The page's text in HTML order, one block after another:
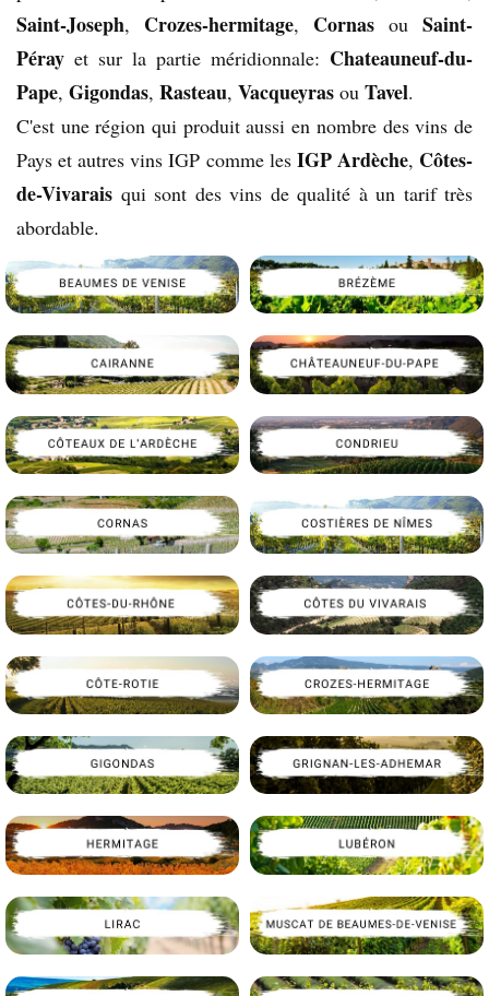
Saint-Joseph, Crozes-hermitage, Cornas ou Saint-
Péray et sur la partie méridionnale: Chateauneuf-du-
Pape, Gigondas, Rasteau, Vacqueyras ou Tavel.
C'est une région qui produit aussi en nombre des vins de
Pays et autres vins IGP comme les IGP Ardèche, Côtes-
de-Vivarais qui sont des vins de qualité à un tarif très
abordable.